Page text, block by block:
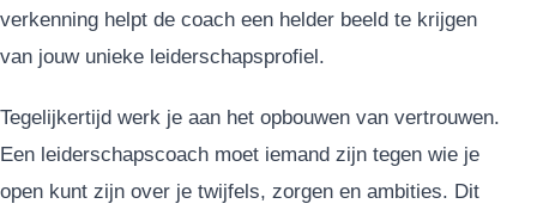
verkenning helpt de coach een helder beeld te krijgen
van jouw unieke leiderschapsprofiel.
Tegelijkertijd werk je aan het opbouwen van vertrouwen.
Een leiderschapscoach moet iemand zijn tegen wie je
open kunt zijn over je twijfels, zorgen en ambities. Dit